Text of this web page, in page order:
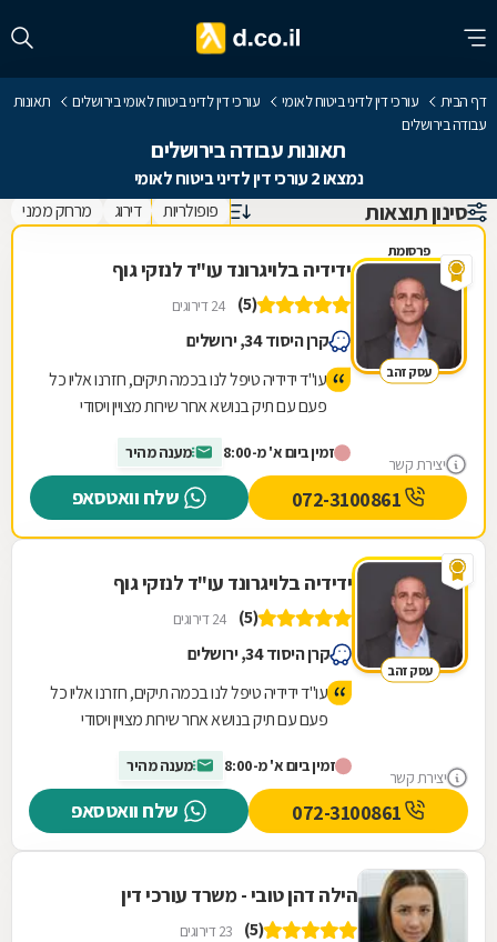
דף הבית עורכי דין לדיני ביטוח לאומי עורכי דין לדיני ביטוח לאומי בירושלים
תאונות
עבודה בירושלים
תאונות עבודה בירושלים
נמצאו 2 עורכי דין לדיני ביטוח לאומי
סינון תוצאות פופולריות דירוג מרחק ממני
פרסומת
עסק זהב
יצירת קשר
ידידיה בלויגרונד עו"ד לנזקי גוף
(5) 24 דירוגים
קרן היסוד 34, ירושלים
עו"ד ידידיה טיפל לנו בכמה תיקים, חזרנו אליו כל
פעם עם תיק בנושא אחר שירות מצויין ויסודי
זמין ביום א' מ-8:00 מענה מהיר
שלח וואטסאפ
עסק זהב
יצירת קשר
ידידיה בלויגרונד עו"ד לנזקי גוף
(5) 24 דירוגים
קרן היסוד 34, ירושלים
עו"ד ידידיה טיפל לנו בכמה תיקים, חזרנו אליו כל
פעם עם תיק בנושא אחר שירות מצויין ויסודי
זמין ביום א' מ-8:00 מענה מהיר
שלח וואטסאפ
הילה דהן טובי - משרד עורכי דין
(5) 23 דירוגים